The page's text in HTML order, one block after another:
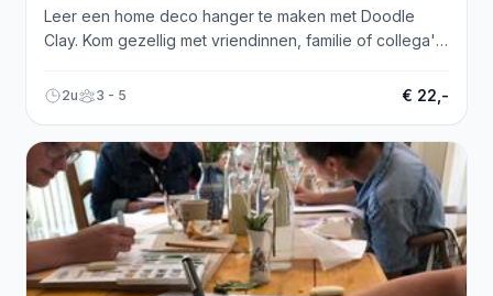
Leer een home deco hanger te maken met Doodle
Clay. Kom gezellig met vriendinnen, familie of collega's!
2u 3 - 5 € 22,-